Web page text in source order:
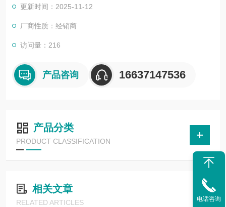
别，广泛应用于电梯、起重、机床、纺织、印刷、物流、化工等
更新时间：2025-11-12
厂商性质：经销商
访问量：216
产品咨询 16637147536
产品分类
PRODUCT CLASSIFICATION
相关文章
RELATED ARTICLES 电话咨询